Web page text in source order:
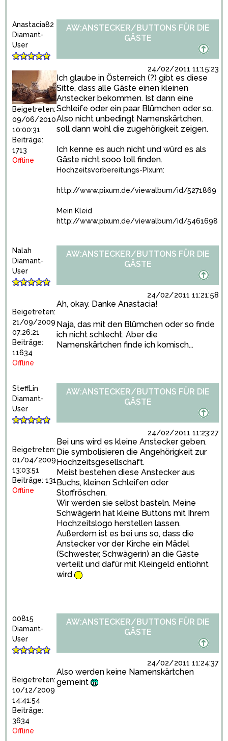
Anastacia82
Diamant-
User
Beigetreten:
09/06/2010
10:00:31
Beiträge:
1713
Offline
AW:ANSTECKER/BUTTONS FÜR DIE
GÄSTE
24/02/2011 11:15:23
Ich glaube in Österreich (?) gibt es diese
Sitte, dass alle Gäste einen kleinen
Anstecker bekommen. Ist dann eine
Schleife oder ein paar Blümchen oder so.
Also nicht unbedingt Namenskärtchen.
soll dann wohl die zugehörigkeit zeigen.
Ich kenne es auch nicht und würd es als
Gäste nicht sooo toll finden.
Hochzeitsvorbereitungs-Pixum:
http://www.pixum.de/viewalbum/id/5271869
Mein Kleid
http://www.pixum.de/viewalbum/id/5461698
Nalah
Diamant-
User
Beigetreten:
21/09/2009
07:26:21
Beiträge:
11634
Offline
AW:ANSTECKER/BUTTONS FÜR DIE
GÄSTE
24/02/2011 11:21:58
Ah, okay. Danke Anastacia!
Naja, das mit den Blümchen oder so finde
ich nicht schlecht. Aber die
Namenskärtchen finde ich komisch...
SteffLin
Diamant-
User
Beigetreten:
01/04/2009
13:03:51
Beiträge: 131
Offline
AW:ANSTECKER/BUTTONS FÜR DIE
GÄSTE
24/02/2011 11:23:27
Bei uns wird es kleine Anstecker geben.
Die symbolisieren die Angehörigkeit zur
Hochzeitsgesellschaft.
Meist bestehen diese Anstecker aus
Buchs, kleinen Schleifen oder
Stoffröschen.
Wir werden sie selbst basteln. Meine
Schwägerin hat kleine Buttons mit Ihrem
Hochzeitslogo herstellen lassen.
Außerdem ist es bei uns so, dass die
Anstecker vor der Kirche ein Mädel
(Schwester, Schwägerin) an die Gäste
verteilt und dafür mit Kleingeld entlohnt
wird
00815
Diamant-
User
Beigetreten:
10/12/2009
14:41:54
Beiträge:
3634
Offline
AW:ANSTECKER/BUTTONS FÜR DIE
GÄSTE
24/02/2011 11:24:37
Also werden keine Namenskärtchen
gemeint